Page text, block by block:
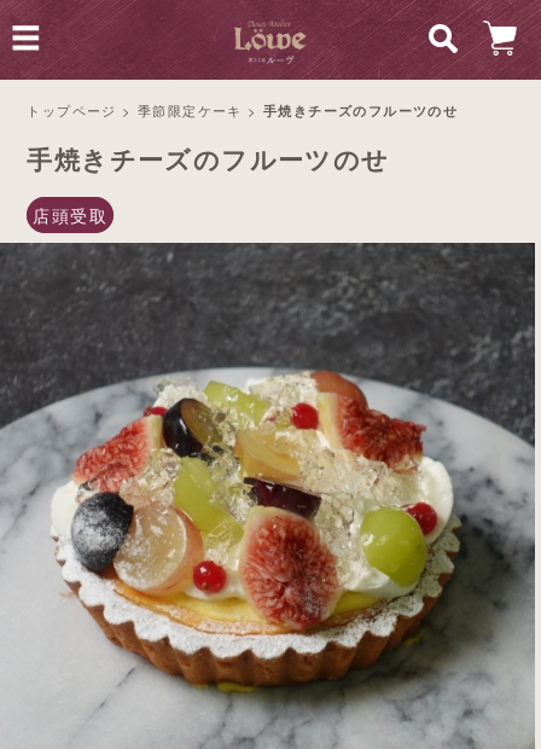
トップページ > 季節限定ケーキ >手焼きチーズのフルーツのせ
手焼きチーズのフルーツのせ
店頭受取